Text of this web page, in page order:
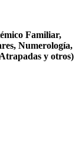
Familiar,
Numerología,
y otros)